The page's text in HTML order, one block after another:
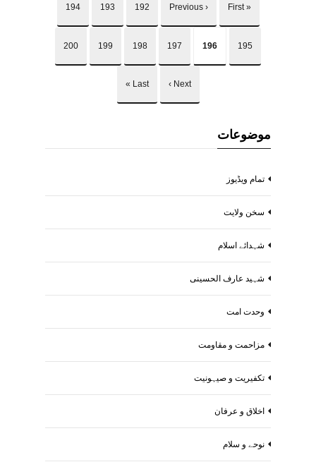
« First
‹ Previous
192
193
194
195
196
197
198
199
200
Next ›
Last »
موضوعات
تمام ویڈیوز
سخن ولایت
شہدائے اسلام
شہید عارف الحسینی
وحدت امت
مزاحمت و مقاومت
تکفیریت و صیہونیت
اخلاق و عرفان
نوحے و سلام